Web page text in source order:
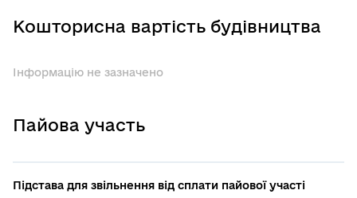
Кошторисна вартість будівництва
Інформацію не зазначено
Пайова участь
Підстава для звільнення від сплати пайової участі